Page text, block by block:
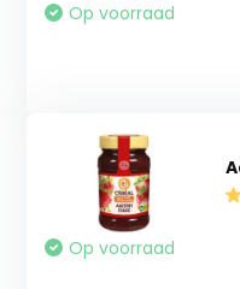
Op voorraad
Op voorraad